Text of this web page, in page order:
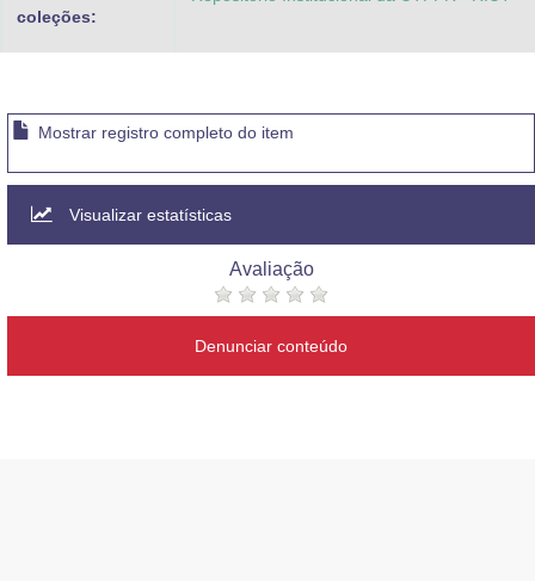
coleções:
Mostrar registro completo do item
Visualizar estatísticas
Avaliação
Denunciar conteúdo